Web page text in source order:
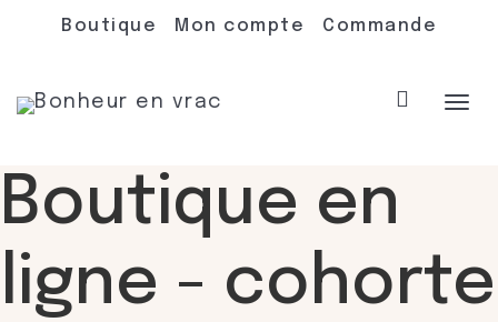
Boutique Mon compte Commande
Boutique en
ligne - cohorte